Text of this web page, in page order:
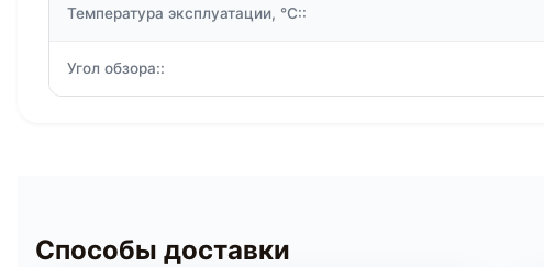
Температура эксплуатации, °C::
Угол обзора::
Способы доставки